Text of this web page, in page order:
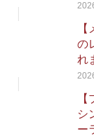
の
れ
シ
ー